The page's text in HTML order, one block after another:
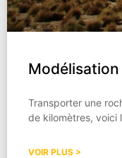
Transporter une
de kilomètres, voici
VOIR PLUS >